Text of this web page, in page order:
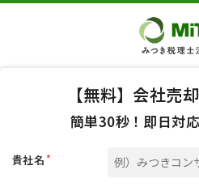
【無料】会社売
簡単30秒！即日対
貴社名 *